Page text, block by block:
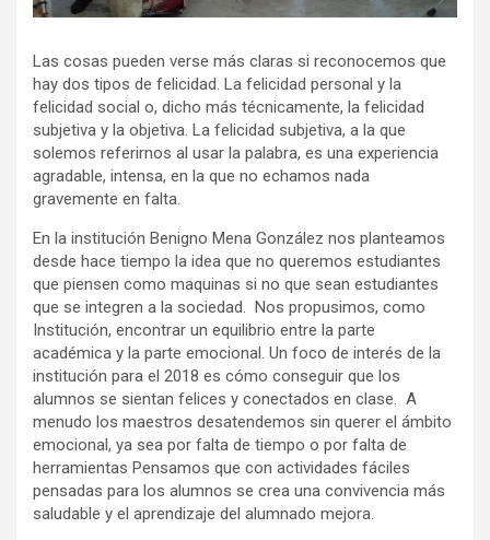
Las cosas pueden verse más claras si reconocemos que
hay dos tipos de felicidad. La felicidad personal y la
felicidad social o, dicho más técnicamente, la felicidad
subjetiva y la objetiva. La felicidad subjetiva, a la que
solemos referirnos al usar la palabra, es una experiencia
agradable, intensa, en la que no echamos nada
gravemente en falta.
En la institución Benigno Mena González nos planteamos
desde hace tiempo la idea que no queremos estudiantes
que piensen como maquinas si no que sean estudiantes
que se integren a la sociedad. Nos propusimos, como
Institución, encontrar un equilibrio entre la parte
académica y la parte emocional. Un foco de interés de la
institución para el 2018 es cómo conseguir que los
alumnos se sientan felices y conectados en clase. A
menudo los maestros desatendemos sin querer el ámbito
emocional, ya sea por falta de tiempo o por falta de
herramientas Pensamos que con actividades fáciles
pensadas para los alumnos se crea una convivencia más
saludable y el aprendizaje del alumnado mejora.